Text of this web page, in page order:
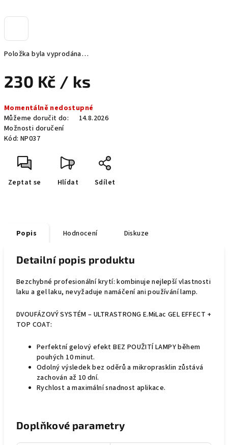
Položka byla vyprodána…
230 Kč / ks
cena:
Momentálně nedostupné
Můžeme doručit do:
14.8.2026
Možnosti doručení
Kód: NP037
Zeptat se Hlídat Sdílet
Popis Hodnocení Diskuze
Detailní popis produktu
Bezchybné profesionální krytí: kombinuje nejlepší vlastnosti
laku a gel laku, nevyžaduje namáčení ani používání lamp.
DVOUFÁZOVÝ SYSTÉM – ULTRASTRONG E.MiLac GEL EFFECT +
TOP COAT:
Perfektní gelový efekt BEZ POUŽITÍ LAMPY během
pouhých 10 minut.
Odolný výsledek bez oděrů a mikroprasklin zůstává
zachován až 10 dní.
Rychlost a maximální snadnost aplikace.
Doplňkové parametry